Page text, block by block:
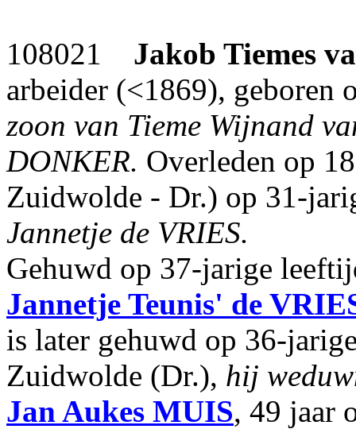
108021 Jakob Tiemes
arbeider (<1869), geboren
zoon van Tieme Wijnand
DONKER. Overleden op
Zuidwolde - Dr.) op 31-
Jannetje de VRIES.
Gehuwd op 37-jarige
Jannetje Teunis' de
is later gehuwd op 36-
Zuidwolde (Dr.), hij
Jan Aukes MUIS, 49 jaar